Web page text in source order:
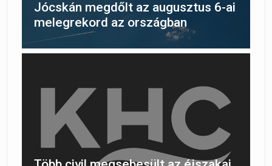
Jócskán megdőlt az augusztus 6-ai
melegrekord az országban